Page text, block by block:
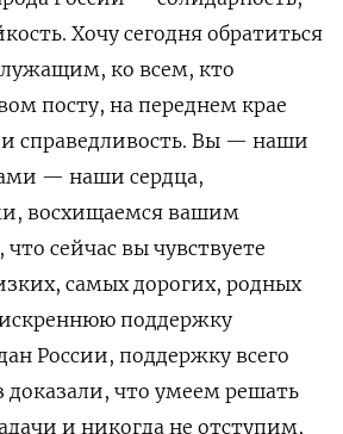
Хочу сегодня обратиться
ко всем, кто
посту, на переднем крае
и справедливость. Вы — наши
— наши сердца,
восхищаемся вашим
сейчас вы чувствуете
самых дорогих, родных
поддержку
России, поддержку всего
доказали, что умеем решать
и никогда не отступим,